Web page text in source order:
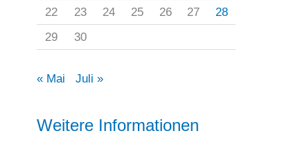
22
23 24 25 26 27
28
29
30
« Mai Juli »
Weitere Informationen